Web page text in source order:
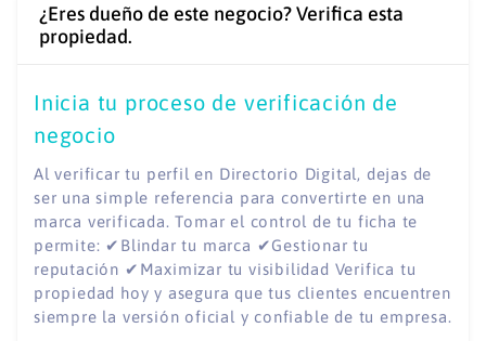
¿Eres dueño de este negocio? Verifica esta
propiedad.
Inicia tu proceso de verificación de
negocio
Al verificar tu perfil en Directorio Digital, dejas de
ser una simple referencia para convertirte en una
marca verificada. Tomar el control de tu ficha te
permite: ✔Blindar tu marca ✔Gestionar tu
reputación ✔Maximizar tu visibilidad Verifica tu
propiedad hoy y asegura que tus clientes encuentren
siempre la versión oficial y confiable de tu empresa.